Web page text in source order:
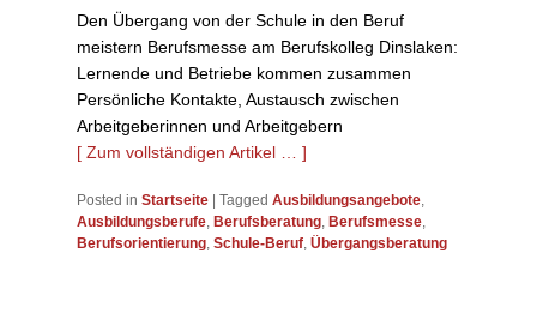
Den Übergang von der Schule in den Beruf
meistern Berufsmesse am Berufskolleg Dinslaken:
Lernende und Betriebe kommen zusammen
Persönliche Kontakte, Austausch zwischen
Arbeitgeberinnen und Arbeitgebern
[ Zum vollständigen Artikel … ]
Posted in Startseite | Tagged Ausbildungsangebote,
Ausbildungsberufe, Berufsberatung, Berufsmesse,
Berufsorientierung, Schule-Beruf, Übergangsberatung